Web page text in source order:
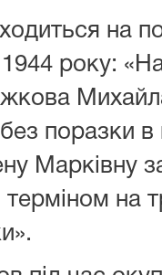
на
року:
поразки
Марківну
терміном на